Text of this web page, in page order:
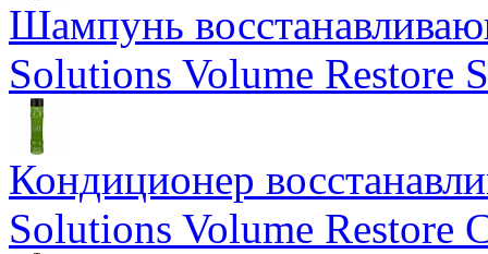
Шампунь
Solutions Volume Restore
Кондиционер
Solutions Volume Restore